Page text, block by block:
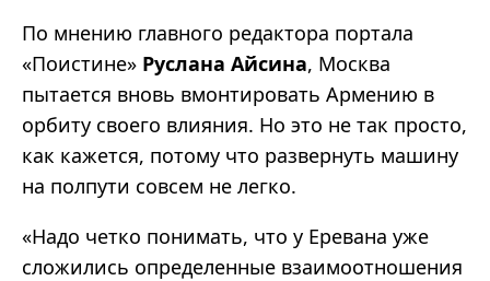
По мнению главного редактора портала
«Поистине» Руслана Айсина, Москва
пытается вновь вмонтировать Армению в
орбиту своего влияния. Но это не так просто,
как кажется, потому что развернуть машину
на полпути совсем не легко.
«Надо четко понимать, что у Еревана уже
сложились определенные взаимоотношения